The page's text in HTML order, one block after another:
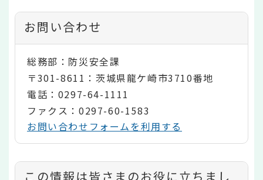
お問い合わせ
総務部：防災安全課
〒301-8611：茨城県龍ケ崎市3710番地
電話：0297-64-1111
ファクス：0297-60-1583
お問い合わせフォームを利用する
コ
この情報は皆さまのお役に立ちまし